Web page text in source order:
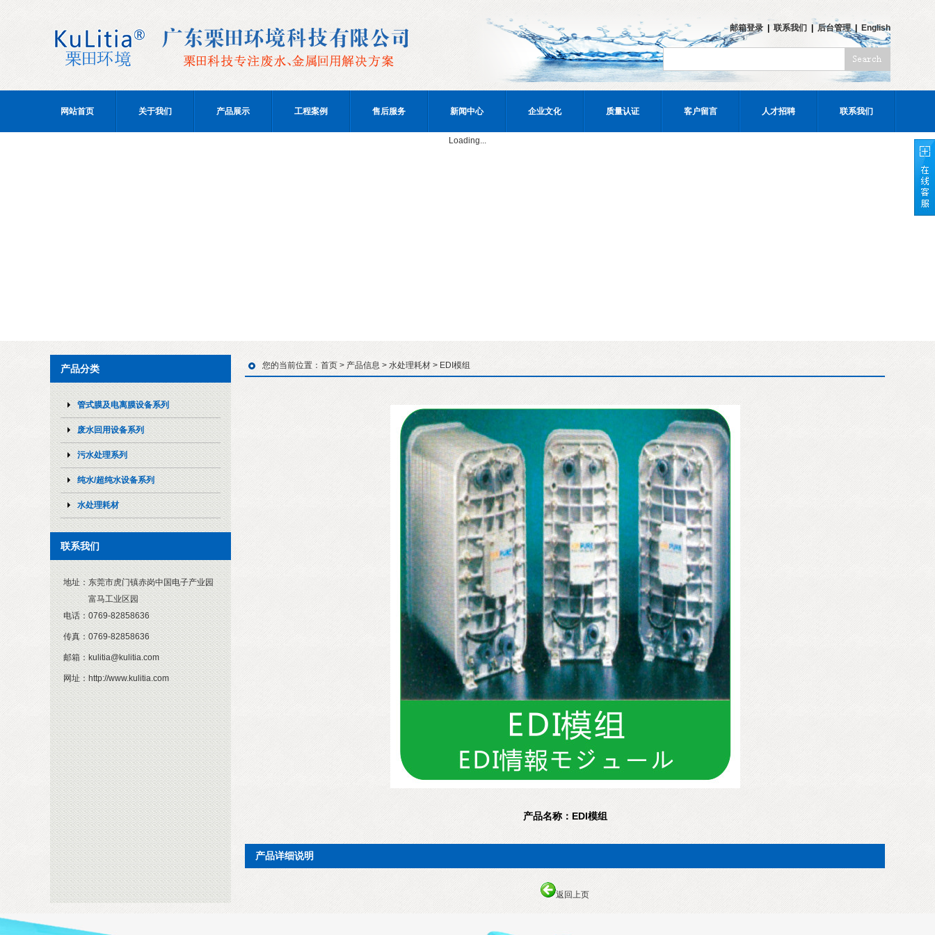
邮箱登录| 联系我们 后台管理| English
网站首页 关于我们 产品展示 工程案例 售后服务 新闻中心 企业文化 质量认证 客户留言 人才招聘 联系我们
Loading...
产品分类
管式膜及电离膜设备系列
废水回用设备系列
污水处理系列
纯水/超纯水设备系列
水处理耗材
联系我们
地址： 东莞市虎门镇赤岗中国电子产业园
富马工业区园
电话： 0769-82858636
传真： 0769-82858636
邮箱： kulitia@kulitia.com
网址： http://www.kulitia.com
您的当前位置： 首页 > 产品信息 > 水处理耗材 > EDI模组
产品名称：EDI模组
产品详细说明
返回上页